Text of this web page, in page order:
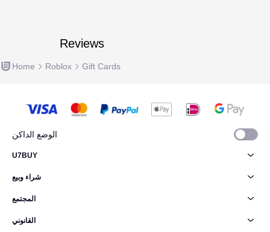
Reviews
Home Roblox Gift Cards
الوضع الداكن
U7BUY
شراء وبيع
المجتمع
القانوني